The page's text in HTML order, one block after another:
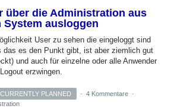
über die Administration aus
System ausloggen
User zu sehen die eingeloggt sind
das es den Punkt gibt, ist aber ziemlich gut
und auch für einzelne oder alle Anwender
erzwingen.
PLANNED · 4 Kommentare
·